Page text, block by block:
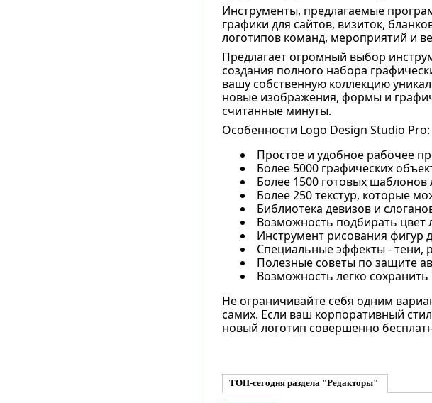
Инструменты, предлагаемые
графики для сайтов, визиток,
логотипов команд, мероприятий и
Предлагает огромный выбор
создания полного набора
вашу собственную коллекцию
новые изображения, формы и
считанные минуты.
Особенности Logo Design Studio Pro:
Простое и удобное рабочее
Более 5000 графических
Более 1500 готовых шаблонов
Более 250 текстур, которые
Библиотека девизов и
Возможность подбирать цвет
Инструмент рисования фигур
Специальные эффекты - тени,
Полезные советы по защите
Возможность легко
Не ограничивайте себя одним
самих. Если ваш корпоративный
новый логотип совершенно
ТОП-сегодня раздела "Редакторы"